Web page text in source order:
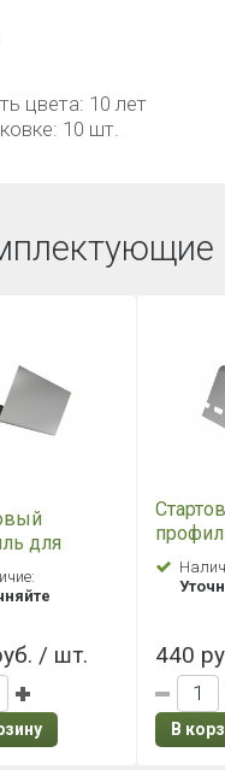
цвета: 10 лет
10 шт.
для
панелей
2.0
/ шт.
Grand
440
В